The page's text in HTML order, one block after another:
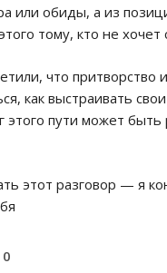
или обиды, а из
тому, кто не хочет
что притворство
как выстраивать
пути может
этот разговор — я
0